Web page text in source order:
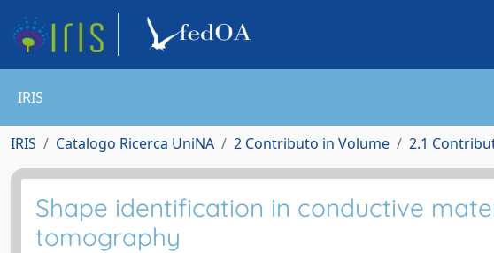
IRIS
IRIS Catalogo Ricerca UniNA 2 Contributo in Volume 2.1
Shape identification in conductive
tomography